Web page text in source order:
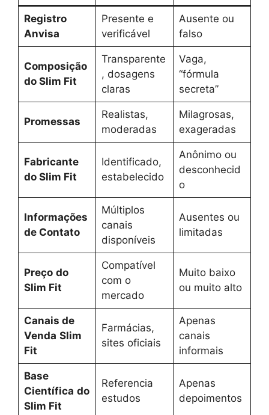
Registro
Anvisa
Presente e
verificável
Ausente ou
falso
Composição
do Slim Fit
Transparente
, dosagens
claras
Vaga,
“fórmula
secreta”
Promessas
Realistas,
moderadas
Milagrosas,
exageradas
Fabricante
do Slim Fit
Identificado,
estabelecido
Anônimo ou
desconhecid
o
Informações
de Contato
Múltiplos
canais
disponíveis
Ausentes ou
limitadas
Preço do
Slim Fit
Compatível
com o
mercado
Muito baixo
ou muito alto
Canais de
Venda Slim
Fit
Farmácias,
sites oficiais
Apenas
canais
informais
Base
Científica do
Slim Fit
Referencia
estudos
Apenas
depoimentos